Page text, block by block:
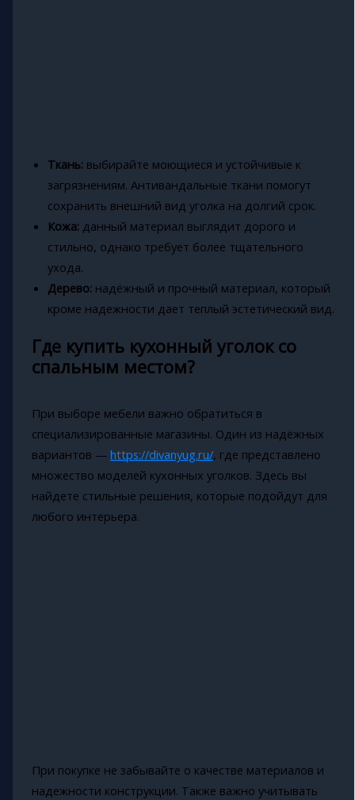
Ткань:выбирайте моющиеся и устойчивые к
загрязнениям. Антивандальные ткани помогут
сохранить внешний вид уголка на долгий срок.
Кожа:данный материал выглядит дорого и
стильно, однако требует более тщательного
ухода.
Дерево:надёжный и прочный материал, который
кроме надежности дает теплый эстетический вид.
Где купить кухонный уголок со
спальным местом?
При выборе мебели важно обратиться в
специализированные магазины. Один из надёжных
вариантов — https://divanyug.ru/, где представлено
множество моделей кухонных уголков. Здесь вы
найдете стильные решения, которые подойдут для
любого интерьера.
При покупке не забывайте о качестве материалов и
надежности конструкции. Также важно учитывать